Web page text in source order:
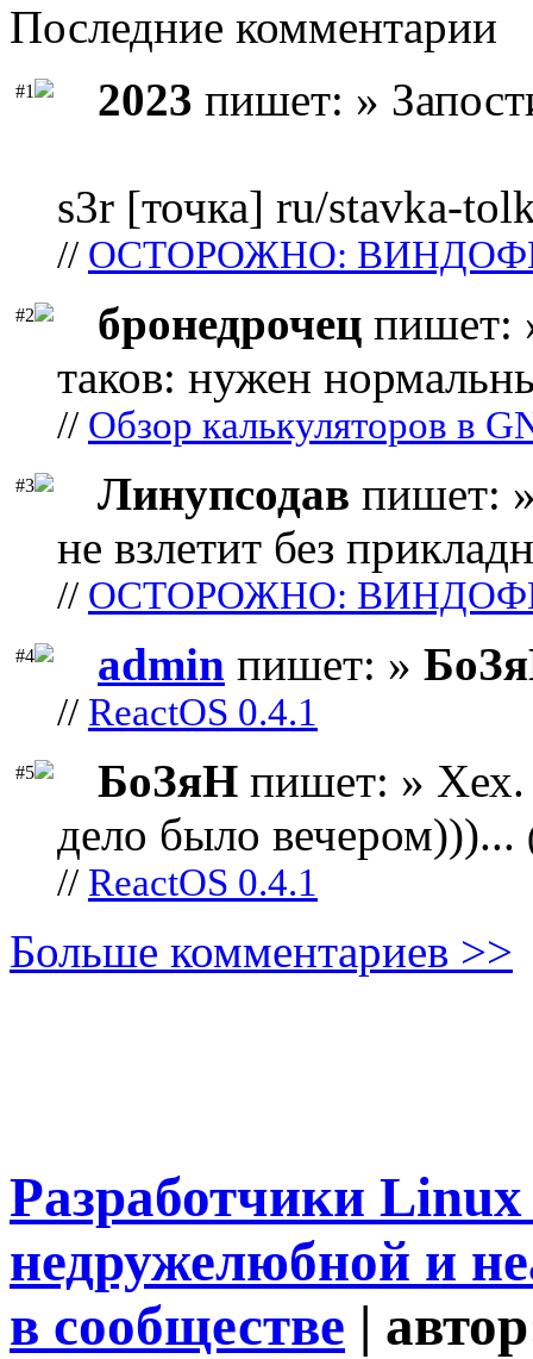
Последние комментарии
#1 2023 пишет: »
s3r [точка] ru/stavka-
// ОСТОРОЖНО:
#2 бронедрочец пишет:
таков: нужен
// Обзор калькуляторов в
#3 Линупсодав пишет:
не взлетит без
// ОСТОРОЖНО:
#4 admin пишет: »
// ReactOS 0.4.1
#5 БоЗяН пишет: » Хех.
дело было вечером)))...
// ReactOS 0.4.1
Больше комментариев >>
Разработчики
недружелюбной и
в сообществе |